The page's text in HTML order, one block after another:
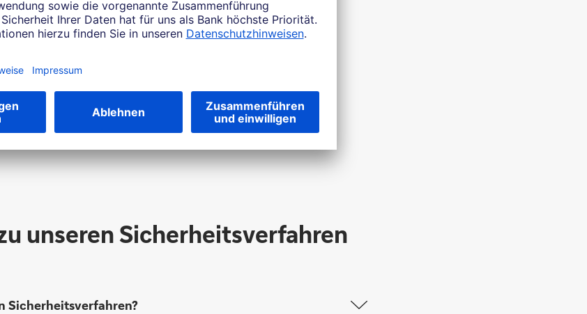
und entsprechen den höchsten Standards.
Sie in Ihrem neuen Online-Banking über das mobileTAN-
Bankaufträge mehr freigeben!
unseren Sicherheitsverfahren
Sicherheitsverfahren?